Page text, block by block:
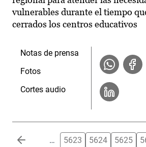
vulnerables durante el tiempo
cerrados los centros educativos
Notas de prensa
Fotos
Cortes audio
Paginación … 5623 5624 5625